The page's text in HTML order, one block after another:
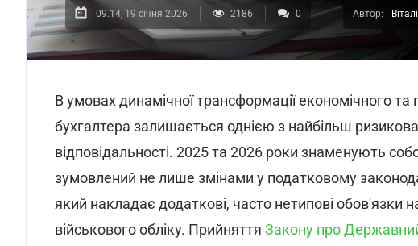
09.14, 19 січня 2026 2186 0 Автор:
В умовах динамічної трансформації економічного
бухгалтера залишається однією з найбільш
відповідальності. 2025 та 2026 роки знаменують
зумовлений не лише змінами у податковому
який накладає додаткові, часто нетипові обов'язки
військового обліку. Прийняття Закону про